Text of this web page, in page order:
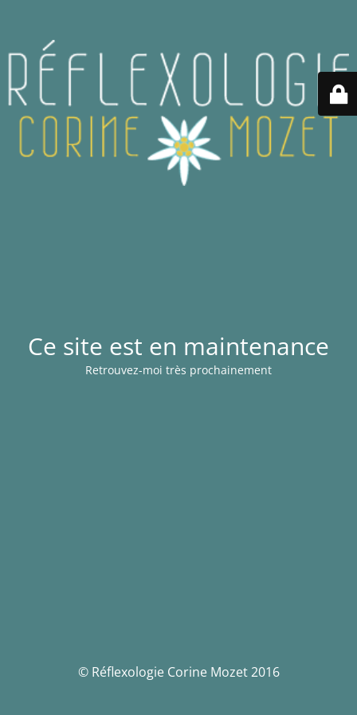
Ce site est en maintenance
Retrouvez-moi très prochainement
© Réflexologie Corine Mozet 2016